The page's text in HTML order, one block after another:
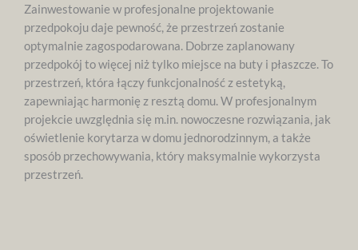
Zainwestowanie w profesjonalne projektowanie
przedpokoju daje pewność, że przestrzeń zostanie
optymalnie zagospodarowana. Dobrze zaplanowany
przedpokój to więcej niż tylko miejsce na buty i płaszcze. To
przestrzeń, która łączy funkcjonalność z estetyką,
zapewniając harmonię z resztą domu. W profesjonalnym
projekcie uwzględnia się m.in. nowoczesne rozwiązania, jak
oświetlenie korytarza w domu jednorodzinnym, a także
sposób przechowywania, który maksymalnie wykorzysta
przestrzeń.